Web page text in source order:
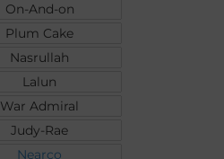
On-And-on
Plum Cake
Nasrullah
Lalun
War Admiral
Judy-Rae
Nearco